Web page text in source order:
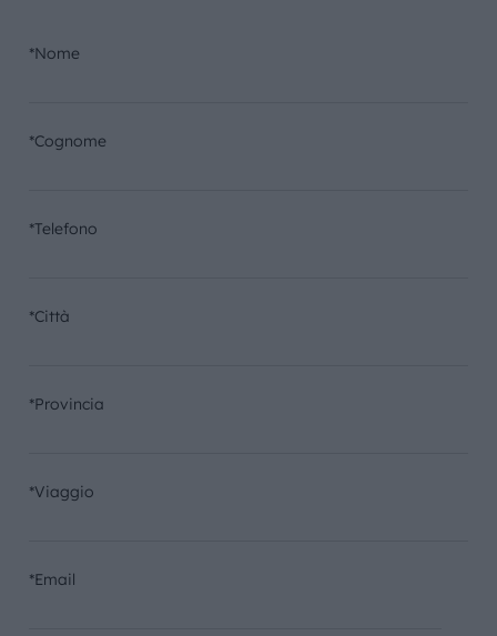
*Nome
*Cognome
*Telefono
*Città
*Provincia
*Viaggio
*Email